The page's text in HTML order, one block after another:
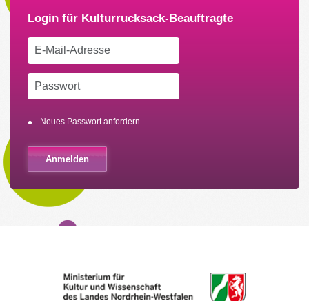
Neues Passwort anfordern